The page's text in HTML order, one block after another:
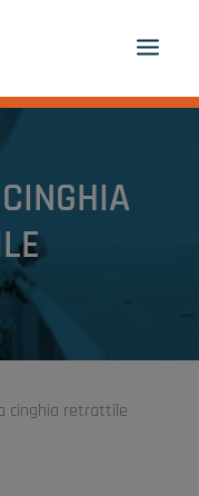
cinghia retrattile